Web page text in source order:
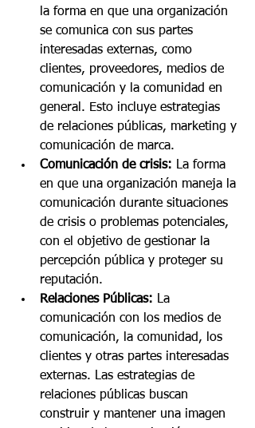
la forma en que una organización
se comunica con sus partes
interesadas externas, como
clientes, proveedores, medios de
comunicación y la comunidad en
general. Esto incluye estrategias
de relaciones públicas, marketing y
comunicación de marca.
Comunicación de crisis: La forma
en que una organización maneja la
comunicación durante situaciones
de crisis o problemas potenciales,
con el objetivo de gestionar la
percepción pública y proteger su
reputación.
Relaciones Públicas: La
comunicación con los medios de
comunicación, la comunidad, los
clientes y otras partes interesadas
externas. Las estrategias de
relaciones públicas buscan
construir y mantener una imagen